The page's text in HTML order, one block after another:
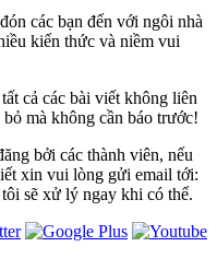
các bạn đến với ngôi nhà
kiến thức và niềm vui
cả các bài viết không liên
mà không cần báo trước!
bởi các thành viên, nếu
xin vui lòng gửi email tới:
sẽ xử lý ngay khi có thể.